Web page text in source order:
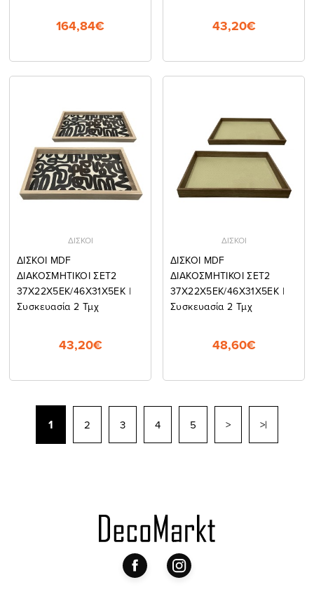
164,84€ 43,20€
ΔΙΣΚΟΙ
ΔΙΣΚΟΙ MDF
ΔΙΑΚΟΣΜΗΤΙΚΟΙ ΣΕΤ2
37Χ22Χ5ΕΚ/46Χ31Χ5ΕΚ |
Συσκευασία 2 Τμχ
43,20€
ΔΙΣΚΟΙ
ΔΙΣΚΟΙ MDF
ΔΙΑΚΟΣΜΗΤΙΚΟΙ ΣΕΤ2
37Χ22Χ5ΕΚ/46Χ31Χ5ΕΚ |
Συσκευασία 2 Τμχ
48,60€
1 2 3 4 5 > >|